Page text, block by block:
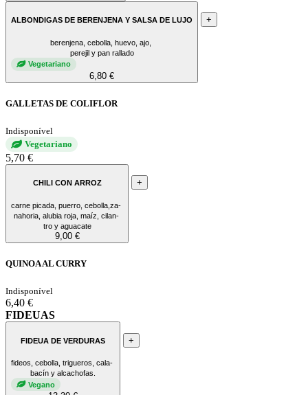
ALBONDIGAS DE BERENJENA Y SALSA DE LUJO
berenjena, cebolla, huevo, ajo,
perejil y pan rallado
Vegetariano
6,80 €
+
GALLETAS DE COLIFLOR
Indisponível
Vegetariano
5,70 €
CHILI CON ARROZ
carne picada, puerro, cebolla,za-
nahoria, alubia roja, maíz, cilan-
tro y aguacate
9,00 €
+
QUINOA AL CURRY
Indisponível
6,40 €
FIDEUAS
FIDEUA DE VERDURAS
fideos, cebolla, trigueros, cala-
bacín y alcachofas.
Vegano
+